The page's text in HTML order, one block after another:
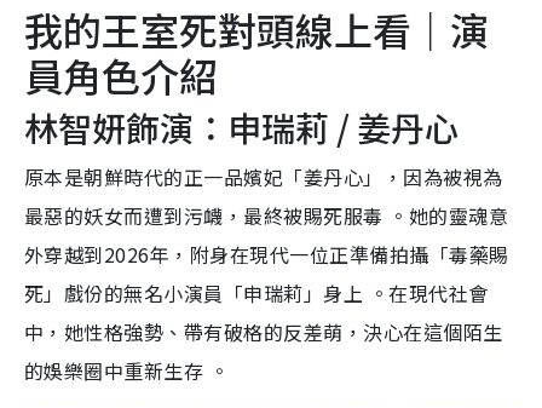
我的王室死對頭線上看｜演
員角色介紹
林智妍飾演：申瑞莉 / 姜丹心
原本是朝鮮時代的正一品嬪妃「姜丹心」，因為被視為
最惡的妖女而遭到污衊，最終被賜死服毒 。她的靈魂意
外穿越到2026年，附身在現代一位正準備拍攝「毒藥賜
死」戲份的無名小演員「申瑞莉」身上 。在現代社會
中，她性格強勢、帶有破格的反差萌，決心在這個陌生
的娛樂圈中重新生存 。